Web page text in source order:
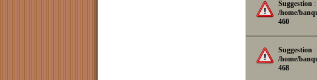
Suggestion
/home/
460
Suggestion
/home/
468